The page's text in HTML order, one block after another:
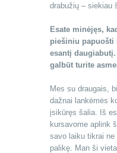
drabužių – siekiau
Esate minėjęs,
piešiniu papuošti
esantį
galbūt turite
Mes su draugais,
dažnai lankėmės
įsikūręs šalia. Iš
kursavome aplink
savo laiku tikrai
palikę. Man ši